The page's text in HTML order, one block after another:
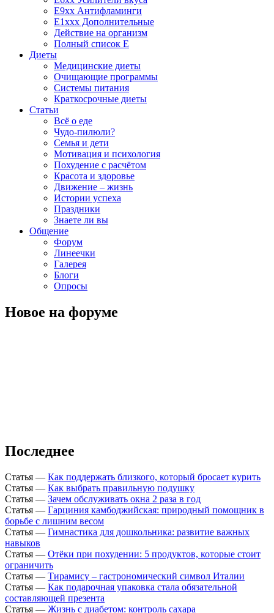
E9xx Антифламинги
E1xxx Дополнительные
Действие на организм
Полный список E
Диеты
Медицинские диеты
Очищающие программы
Системы питания
Краткосрочные диеты
Статьи
Всё о еде
Чудо-пилюли?
Семья и дети
Мотивация и психология
Похудение с расчётом
Красота и здоровье
Движение – жизнь
Истории успеха
Праздники
Знаете ли вы
Общение
Форум
Линеечки
Галерея
Блоги
Опросы
Новое на форуме
Последнее
Статья — Как поддержать близкого, который бросает курить
Статья — Как выбрать правильную подушку
Статья — Зачем обслуживать окна 2 раза в год
Статья — Гарциния камбоджийская: природный помощник в
борьбе с лишним весом
Статья — Гимнастика для дошкольника: развитие важных
навыков
Статья — Отёки при похудении: 5 продуктов, которые стоит
ограничить
Статья — Тирамису – гастрономический символ Италии
Статья — Как подарочная упаковка стала обязательной
составляющей презента
Статья — Жизнь с диабетом: контроль сахара